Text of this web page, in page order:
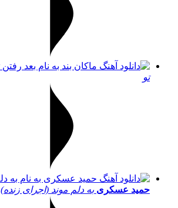
تو
حمید عسکری به دلم موند (اجرای زنده)